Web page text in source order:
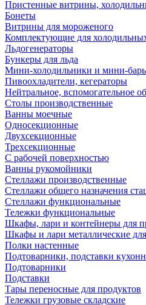
Пристенные витрины,
Бонеты
Витрины для мороженого
Комплектующие для
Льдогенераторы
Бункеры для льда
Мини-холодильники и мини-
Пивоохладители, кегераторы
Нейтральное, вспомогательное
Столы производственные
Ванны моечные
Односекционные
Двухсекционные
Трехсекционные
С рабочей поверхностью
Ванны рукомойники
Стеллажи производственные
Стеллажи общего назначения
Стеллажи функциональные
Тележки функциональные
Шкафы, лари и контейнеры для
Шкафы и лари металлические
Полки настенные
Подтоварники, подставки
Подтоварники
Подставки
Тары переносные для продуктов
Тележки грузовые складские